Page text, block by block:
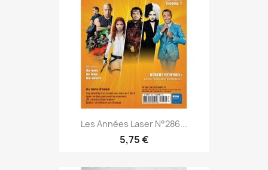
Les Années Laser N°286...
5,75 €